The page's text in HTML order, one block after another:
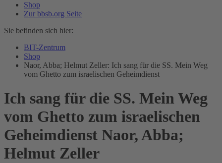
Shop
Zur bbsb.org Seite
Sie befinden sich hier:
BIT-Zentrum
Shop
Naor, Abba; Helmut Zeller: Ich sang für die SS. Mein Weg
vom Ghetto zum israelischen Geheimdienst
Ich sang für die SS. Mein Weg
vom Ghetto zum israelischen
Geheimdienst Naor, Abba;
Helmut Zeller